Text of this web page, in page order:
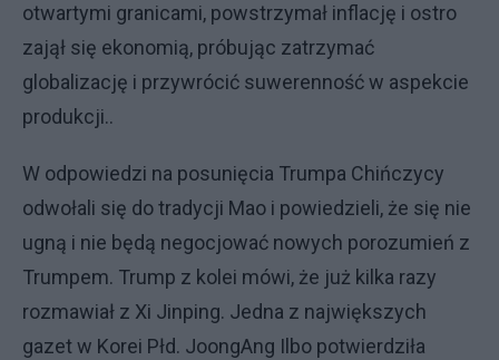
otwartymi granicami, powstrzymał inflację i ostro
zajął się ekonomią, próbując zatrzymać
globalizację i przywrócić suwerenność w aspekcie
produkcji..
W odpowiedzi na posunięcia Trumpa Chińczycy
odwołali się do tradycji Mao i powiedzieli, że się nie
ugną i nie będą negocjować nowych porozumień z
Trumpem. Trump z kolei mówi, że już kilka razy
rozmawiał z Xi Jinping. Jedna z największych
gazet w Korei Płd. JoongAng Ilbo potwierdziła